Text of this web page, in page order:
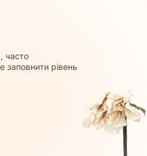
часто
заповнити рівень